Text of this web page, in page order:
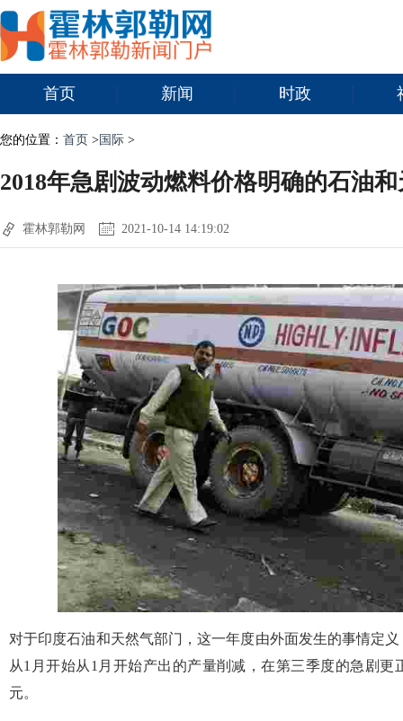
首页 新闻 时政
您的位置： 首页 > 国际 >
2018年急剧波动燃料价格明确的石油
霍林郭勒网 2021-10-14 14:19:02
对于印度石油和天然气部门，这一年度由外面发生的事情定
从1月开始从1月开始产出的产量削减，在第三季度的急剧更
元。